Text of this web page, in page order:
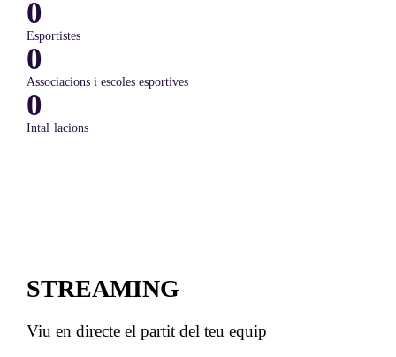
0
Esportistes
0
Associacions i escoles esportives
0
Intal·lacions
STREAMING
Viu en directe el partit del teu equip